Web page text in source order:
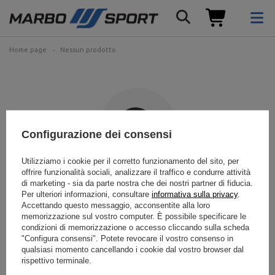
Home page Nessun prodotto
Il prodotto cercato non è
stato trovato.
Prova a specificare parametri più precisi. Utilizza del motore di ricerca
avanzato.
Configurazione dei consensi
Utilizziamo i cookie per il corretto funzionamento del sito, per
offrire funzionalità sociali, analizzare il traffico e condurre attività
di marketing - sia da parte nostra che dei nostri partner di fiducia.
Per ulteriori informazioni, consultare informativa sulla privacy.
Accettando questo messaggio, acconsentite alla loro
memorizzazione sul vostro computer. È possibile specificare le
condizioni di memorizzazione o accesso cliccando sulla scheda
"Configura consensi". Potete revocare il vostro consenso in
qualsiasi momento cancellando i cookie dal vostro browser dal
rispettivo terminale.